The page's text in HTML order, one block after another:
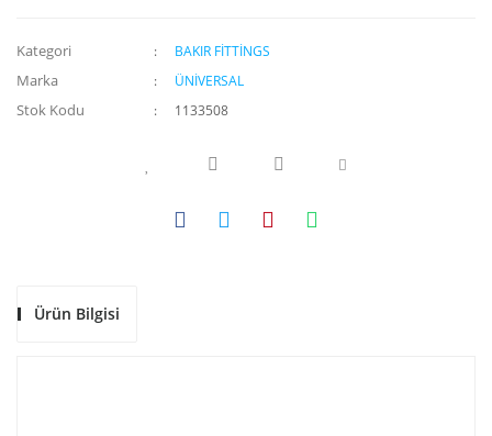
Kategori BAKIR FİTTİNGS
Marka ÜNİVERSAL
Stok Kodu 1133508
Ürün Bilgisi